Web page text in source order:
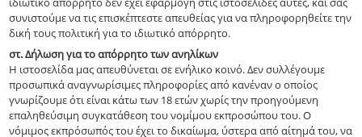
συνιστούμε να τις επισκέπτεστε απευθείας για να πληροφορηθείτε την
δική τους πολιτική για το ιδιωτικό απόρρητο.
στ. Δήλωση για το απόρρητο των ανηλίκων
Η ιστοσελίδα μας απευθύνεται σε ενήλικο κοινό. Δεν συλλέγουμε
προσωπικά αναγνωρίσιμες πληροφορίες από κανέναν ο οποίος
γνωρίζουμε ότι είναι κάτω των 18 ετών χωρίς την προηγούμενη
επαληθεύσιμη συγκατάθεση του νομίμου εκπροσώπου του. Ο
νόμιμος εκπρόσωπός του έχει το δικαίωμα, ύστερα από αίτημά του, να